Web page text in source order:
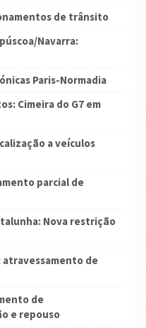
de trânsito
Navarra:
Paris-Normadia
Cimeira do G7 em
a veículos
parcial de
Nova restrição
atravessamento de
de
e repouso